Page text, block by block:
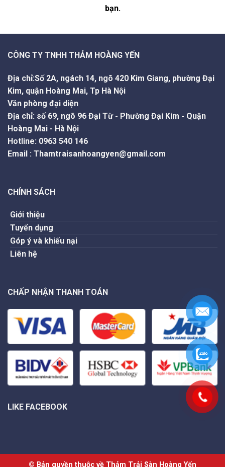
bạn.
CÔNG TY TNHH THẢM HOÀNG YẾN
Địa chỉ:Số 2A, ngách 14, ngõ 420 Kim Giang, phường Đại
Kim, quận Hoàng Mai, Tp Hà Nội
Văn phòng đại diện
Địa chỉ: số 69, ngõ 96 Đại Từ - Phường Đại Kim - Quận
Hoàng Mai - Hà Nội
Hotline: 0963 540 146
Email : Thamtraisanhoangyen@gmail.com
CHÍNH SÁCH
Giới thiệu
Tuyển dụng
Góp ý và khiếu nại
Liên hệ
CHẤP NHẬN THANH TOÁN
LIKE FACEBOOK
© Bản quyền thuộc về Thảm Trải Sàn Hoàng Yến